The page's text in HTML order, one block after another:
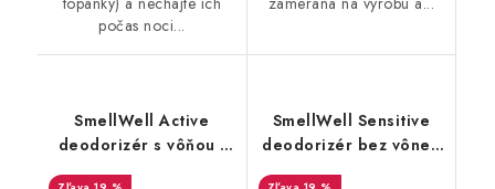
počas noci...
SmellWell Active
deodorizér s vôňou -
Camo Green
SmellWell Sensitive
deodorizér bez vône -
Blue